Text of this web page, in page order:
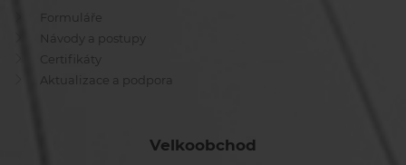
Formuláře
Návody a postupy
Certifikáty
Aktualizace a podpora
Velkoobchod